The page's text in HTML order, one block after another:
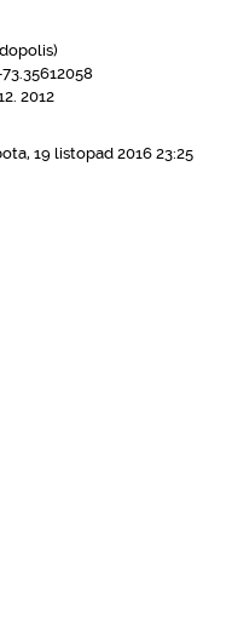
2012
19 listopad 2016 23:25